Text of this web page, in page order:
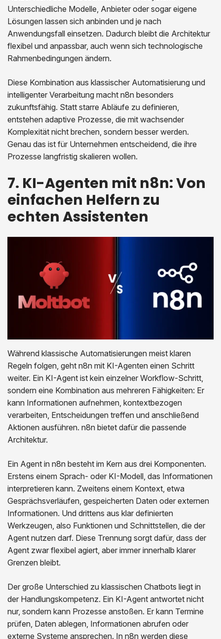
Unterschiedliche Modelle, Anbieter oder sogar eigene
Lösungen lassen sich anbinden und je nach
Anwendungsfall einsetzen. Dadurch bleibt die Architektur
flexibel und anpassbar, auch wenn sich technologische
Rahmenbedingungen ändern.
Diese Kombination aus klassischer Automatisierung und
intelligenter Verarbeitung macht n8n besonders
zukunftsfähig. Statt starre Abläufe zu definieren,
entstehen adaptive Prozesse, die mit wachsender
Komplexität nicht brechen, sondern besser werden.
Genau das ist für Unternehmen entscheidend, die ihre
Prozesse langfristig skalieren wollen.
7. KI-Agenten mit n8n: Von
einfachen Helfern zu
echten Assistenten
Während klassische Automatisierungen meist klaren
Regeln folgen, geht n8n mit KI-Agenten einen Schritt
weiter. Ein KI-Agent ist kein einzelner Workflow-Schritt,
sondern eine Kombination aus mehreren Fähigkeiten: Er
kann Informationen aufnehmen, kontextbezogen
verarbeiten, Entscheidungen treffen und anschließend
Aktionen ausführen. n8n bietet dafür die passende
Architektur.
Ein Agent in n8n besteht im Kern aus drei Komponenten.
Erstens einem Sprach- oder KI-Modell, das Informationen
interpretieren kann. Zweitens einem Kontext, etwa
Gesprächsverläufen, gespeicherten Daten oder externen
Informationen. Und drittens aus klar definierten
Werkzeugen, also Funktionen und Schnittstellen, die der
Agent nutzen darf. Diese Trennung sorgt dafür, dass der
Agent zwar flexibel agiert, aber immer innerhalb klarer
Grenzen bleibt.
Der große Unterschied zu klassischen Chatbots liegt in
der Handlungskompetenz. Ein KI-Agent antwortet nicht
nur, sondern kann Prozesse anstoßen. Er kann Termine
prüfen, Daten ablegen, Informationen abrufen oder
externe Systeme ansprechen. In n8n werden diese